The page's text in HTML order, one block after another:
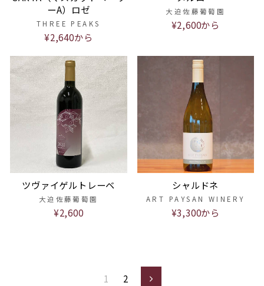
ーA）ロゼ
THREE PEAKS
¥2,640から
大迫佐藤葡萄園
¥2,600から
ツヴァイゲルトレーベ
大迫佐藤葡萄園
¥2,600
シャルドネ
ART PAYSAN WINERY
¥3,300から
1 2 Next